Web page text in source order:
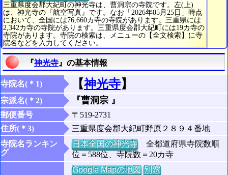
三重県度会郡大紀町の神光寺は、曹洞宗の寺院です。左(上)
は、神光寺の『航空写真』です。なお「2026年05月25日」時点
において、全国には76,660カ寺の寺院があります。三重県には
2,342カ寺の寺院があります。三重県度会郡大紀町には19カ寺の
寺院があります。寺院の検索は、メニューの【全文検索】に寺
院名などを入力してください。
『神光寺 』の基本情報
寺院名(＊1) 【神光寺】
宗派名(＊2) 『曹洞宗 』
郵便番号
〒519-2731
住所(＊3)
三重県度会郡大紀町野原２８９４番地
寺院名ランキン
グ
日本全国の神光寺全都道府県寺院数順
位＝588位、寺院数＝20カ寺
Google Mapの地図 別窓